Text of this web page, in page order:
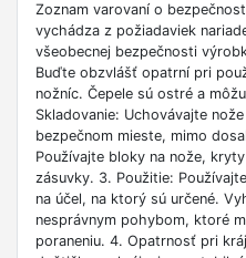
Zoznam varovaní o
vychádza z požiadaviek
všeobecnej bezpečnosti
Buďte obzvlášť opatrní pri
nožníc. Čepele sú ostré a
Skladovanie: Uchovávajte
bezpečnom mieste, mimo
Používajte bloky na nože,
zásuvky. 3. Použitie:
na účel, na ktorý sú určené.
nesprávnym pohybom, ktoré
poraneniu. 4. Opatrnosť pri